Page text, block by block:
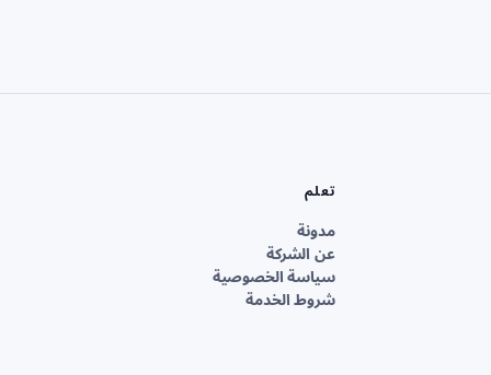
تعلم
مدونة
عن الشركة
سياسة الخصوصية
شروط الخدمة